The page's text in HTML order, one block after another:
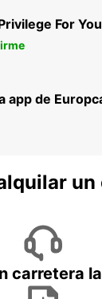
For You
app de
un
carretera